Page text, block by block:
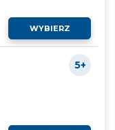
WYBIERZ
5+